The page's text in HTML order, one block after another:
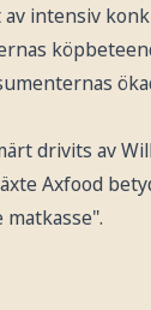
intensiv
drivits av
Axfood